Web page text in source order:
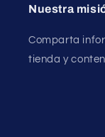
Nuestra
Comparta
tienda y